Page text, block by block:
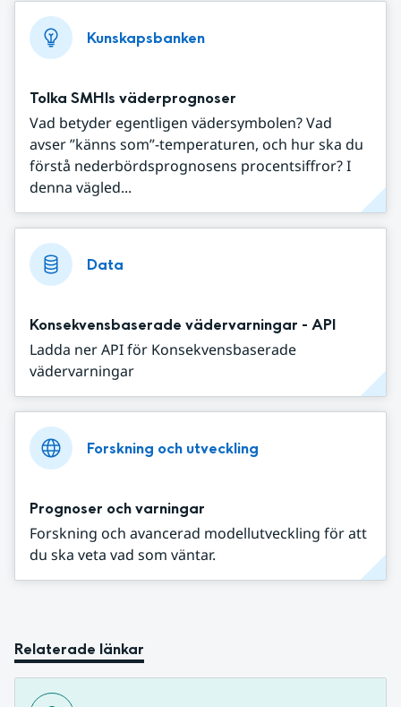
Kunskapsbanken
Tolka SMHIs väderprognoser
Vad betyder egentligen vädersymbolen? Vad
avser ”känns som”-temperaturen, och hur ska du
förstå nederbördsprognosens procentsiffror? I
denna vägled...
Data
Konsekvensbaserade vädervarningar - API
Ladda ner API för Konsekvensbaserade
vädervarningar
Forskning och utveckling
Prognoser och varningar
Forskning och avancerad modellutveckling för att
du ska veta vad som väntar.
Relaterade länkar